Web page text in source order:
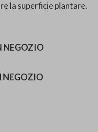
la superficie plantare.
NEGOZIO
NEGOZIO